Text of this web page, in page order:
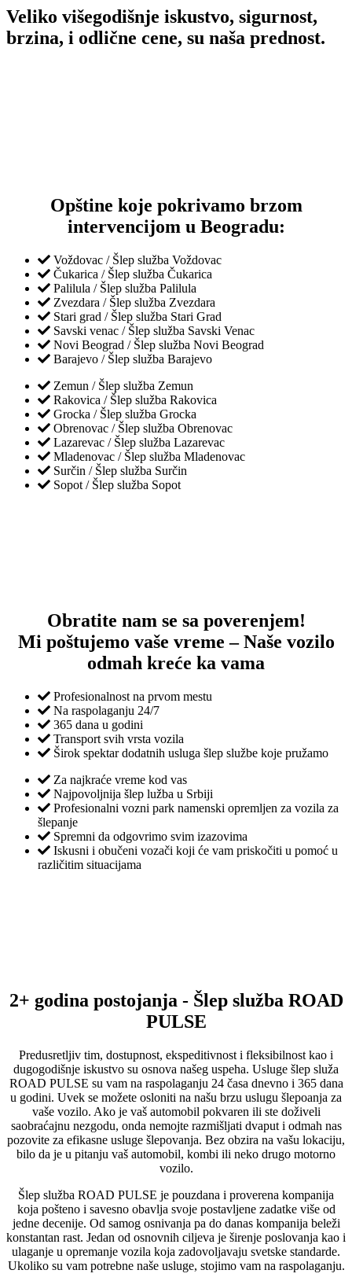
Veliko višegodišnje iskustvo, sigurnost,
brzina, i odlične cene, su naša prednost.
Opštine koje pokrivamo brzom
intervencijom u Beogradu:
Voždovac / Šlep služba Voždovac
Čukarica / Šlep služba Čukarica
Palilula / Šlep služba Palilula
Zvezdara / Šlep služba Zvezdara
Stari grad / Šlep služba Stari Grad
Savski venac / Šlep služba Savski Venac
Novi Beograd / Šlep služba Novi Beograd
Barajevo / Šlep služba Barajevo
Zemun / Šlep služba Zemun
Rakovica / Šlep služba Rakovica
Grocka / Šlep služba Grocka
Obrenovac / Šlep služba Obrenovac
Lazarevac / Šlep služba Lazarevac
Mladenovac / Šlep služba Mladenovac
Surčin / Šlep služba Surčin
Sopot / Šlep služba Sopot
Obratite nam se sa poverenjem!
Mi poštujemo vaše vreme – Naše vozilo
odmah kreće ka vama
Profesionalnost na prvom mestu
Na raspolaganju 24/7
365 dana u godini
Transport svih vrsta vozila
Širok spektar dodatnih usluga šlep službe koje pružamo
Za najkraće vreme kod vas
Najpovoljnija šlep lužba u Srbiji
Profesionalni vozni park namenski opremljen za vozila za
šlepanje
Spremni da odgovrimo svim izazovima
Iskusni i obučeni vozači koji će vam priskočiti u pomoć u
različitim situacijama
2+ godina postojanja - Šlep služba ROAD
PULSE
Predusretljiv tim, dostupnost, ekspeditivnost i fleksibilnost kao i
dugogodišnje iskustvo su osnova našeg uspeha. Usluge šlep služa
ROAD PULSE su vam na raspolaganju 24 časa dnevno i 365 dana
u godini. Uvek se možete osloniti na našu brzu uslugu šlepoanja za
vaše vozilo. Ako je vaš automobil pokvaren ili ste doživeli
saobraćajnu nezgodu, onda nemojte razmišljati dvaput i odmah nas
pozovite za efikasne usluge šlepovanja. Bez obzira na vašu lokaciju,
bilo da je u pitanju vaš automobil, kombi ili neko drugo motorno
vozilo.
Šlep služba ROAD PULSE je pouzdana i proverena kompanija
koja pošteno i savesno obavlja svoje postavljene zadatke više od
jedne decenije. Od samog osnivanja pa do danas kompanija beleži
konstantan rast. Jedan od osnovnih ciljeva je širenje poslovanja kao i
ulaganje u opremanje vozila koja zadovoljavaju svetske standarde.
Ukoliko su vam potrebne naše usluge, stojimo vam na raspolaganju.